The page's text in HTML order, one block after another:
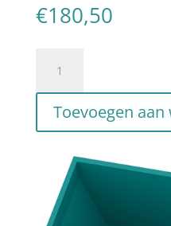
€180,50
Houtafval
aantal
Toevoegen